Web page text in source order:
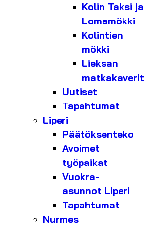
Kolin Taksi ja
Lomamökki
Kolintien
mökki
Lieksan
matkakaverit
Uutiset
Tapahtumat
Liperi
Päätöksenteko
Avoimet
työpaikat
Vuokra-
asunnot Liperi
Tapahtumat
Nurmes